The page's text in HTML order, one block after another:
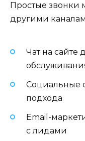
Простые звонки
другими
Чат на сайте
Социальные
подхода
Email-
с лидами